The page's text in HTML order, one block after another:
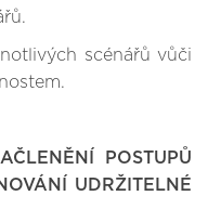
scénářů vůči
POSTUPŮ
UDRŽITELNÉ